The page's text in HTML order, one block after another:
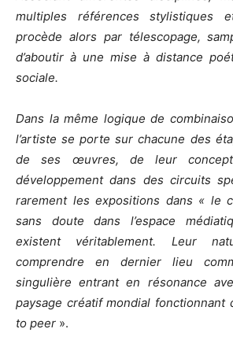
multiples références stylistiques
procède alors par télescopage,
d’aboutir à une mise à distance
sociale.
Dans la même logique de
l’artiste se porte sur chacune des
de ses œuvres, de leur
développement dans des circuits
rarement les expositions dans « le
sans doute dans l’espace
existent véritablement. Leur
comprendre en dernier lieu
singulière entrant en résonance
paysage créatif mondial fonctionnant
to peer ».